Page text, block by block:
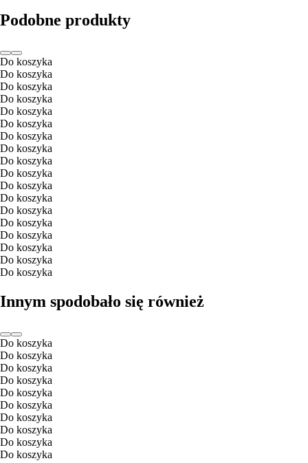
Podobne produkty
Do koszyka
Do koszyka
Do koszyka
Do koszyka
Do koszyka
Do koszyka
Do koszyka
Do koszyka
Do koszyka
Do koszyka
Do koszyka
Do koszyka
Do koszyka
Do koszyka
Do koszyka
Do koszyka
Do koszyka
Do koszyka
Innym spodobało się również
Do koszyka
Do koszyka
Do koszyka
Do koszyka
Do koszyka
Do koszyka
Do koszyka
Do koszyka
Do koszyka
Do koszyka